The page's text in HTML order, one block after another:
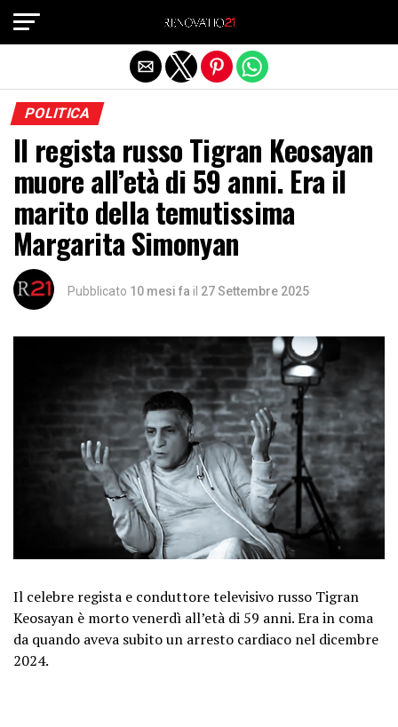
POLITICA
Il regista russo Tigran Keosayan
muore all’età di 59 anni. Era il
marito della temutissima
Margarita Simonyan
Pubblicato 10 mesi fa il 27 Settembre 2025
Il celebre regista e conduttore televisivo russo Tigran
Keosayan è morto venerdì all’età di 59 anni. Era in coma
da quando aveva subito un arresto cardiaco nel dicembre
2024.
Exit mobile version